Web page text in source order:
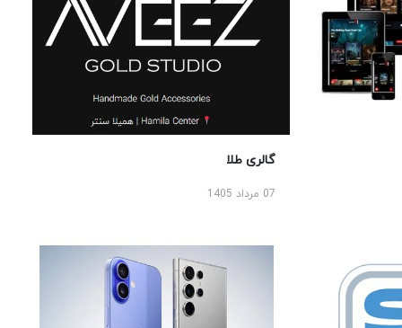
گالری طلا
07 مرداد 1405